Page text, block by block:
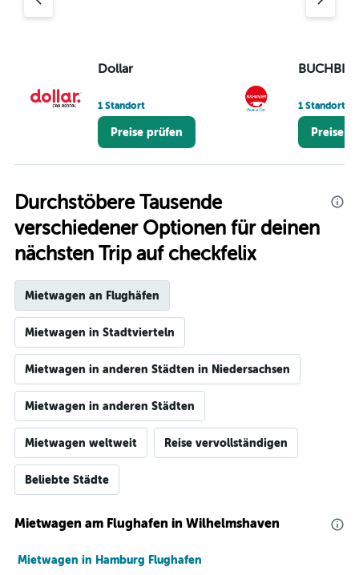
Dollar
1 Standort
Preise prüfen
1 Standort
Preise
Durchstöbere Tausende
verschiedener Optionen für deinen
nächsten Trip auf checkfelix
Mietwagen an Flughäfen
Mietwagen in Stadtvierteln
Mietwagen in anderen Städten in Niedersachsen
Mietwagen in anderen Städten
Mietwagen weltweit Reise vervollständigen
Beliebte Städte
Mietwagen am Flughafen in Wilhelmshaven
Mietwagen in Hamburg Flughafen